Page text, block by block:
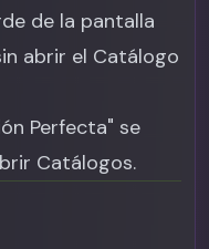
de la pantalla
abrir el Catálogo
Perfecta" se
Catálogos.